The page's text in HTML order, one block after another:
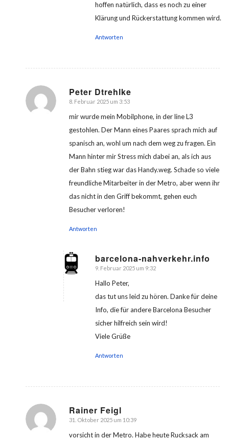
hoffen natürlich, dass es noch zu einer
Klärung und Rückerstattung kommen wird.
Antworten
Peter Dtrehlke
sagte:
8. Februar 2025 um 3:53
mir wurde mein Mobilphone, in der line L3
gestohlen. Der Mann eines Paares sprach mich auf
spanisch an, wohl um nach dem weg zu fragen. Ein
Mann hinter mir Stress mich dabei an, als ich aus
der Bahn stieg war das Handy.weg. Schade so viele
freundliche Mitarbeiter in der Metro, aber wenn ihr
das nicht in den Griff bekommt, gehen euch
Besucher verloren!
Antworten
barcelona-nahverkehr.info
sagte:
9. Februar 2025 um 9:32
Hallo Peter,
das tut uns leid zu hören. Danke für deine
Info, die für andere Barcelona Besucher
sicher hilfreich sein wird!
Viele Grüße
Antworten
Rainer Feigl
sagte:
31. Oktober 2025 um 10:39
vorsicht in der Metro. Habe heute Rucksack am